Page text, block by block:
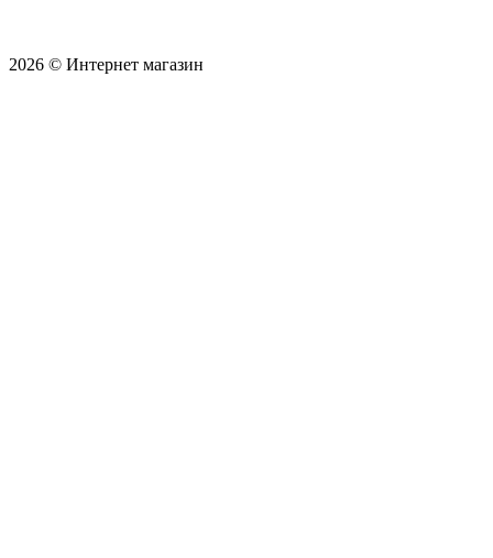
2026 © Интернет магазин